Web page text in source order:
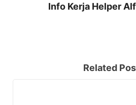
Info Kerja Helper
Related